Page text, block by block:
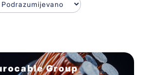
Group